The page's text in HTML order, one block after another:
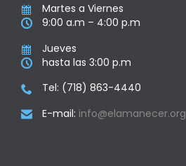
 Martes a Viernes
 9:00 a.m – 4:00 p.m
 Jueves
 hasta las 3:00 p.m
 Tel: (718) 863-4440
 E-mail: info@elamanecer.org